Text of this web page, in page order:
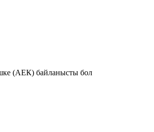
(АЕК) байланысты бол